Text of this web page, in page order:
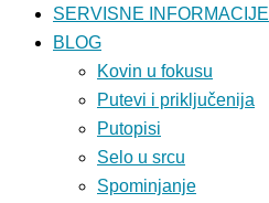
SERVISNE INFORMACIJE
BLOG
Kovin u fokusu
Putevi i priključenija
Putopisi
Selo u srcu
Spominjanje